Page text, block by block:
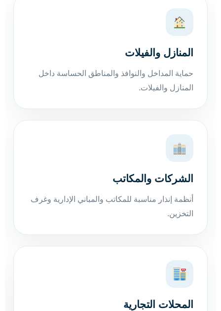
المنازل والفيلات
حماية المداخل والنوافذ والمناطق الحساسة داخل
المنازل والفيلات.
الشركات والمكاتب
أنظمة إنذار مناسبة للمكاتب والمباني الإدارية وغرف
التخزين.
المحلات التجارية